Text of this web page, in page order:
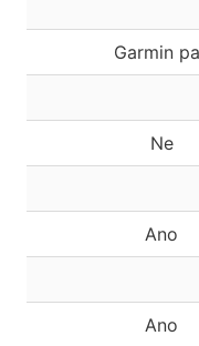
Garmin
Ne
Ano
Ano